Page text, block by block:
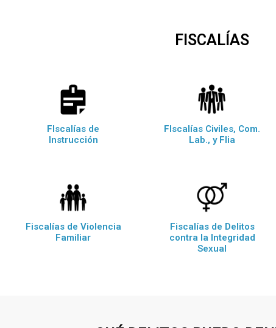
FISCALÍAS
FIscalías de
Instrucción
FIscalías Civiles, Com.
Lab., y Flia
Fiscalías de Violencia
Familiar
Fiscalías de Delitos
contra la Integridad
Sexual